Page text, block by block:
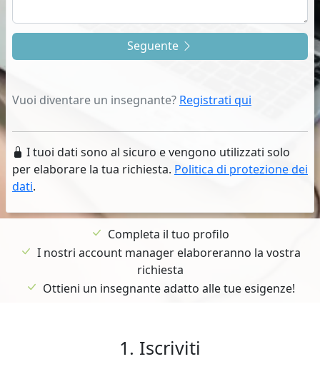
Seguente
Vuoi diventare un insegnante? Registrati qui
I tuoi dati sono al sicuro e vengono utilizzati solo
per elaborare la tua richiesta. Politica di protezione dei
dati.
Completa il tuo profilo
I nostri account manager elaboreranno la vostra
richiesta
Ottieni un insegnante adatto alle tue esigenze!
1. Iscriviti